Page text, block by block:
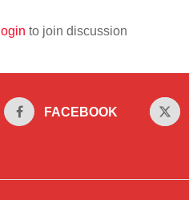
login to join discussion
FACEBOOK